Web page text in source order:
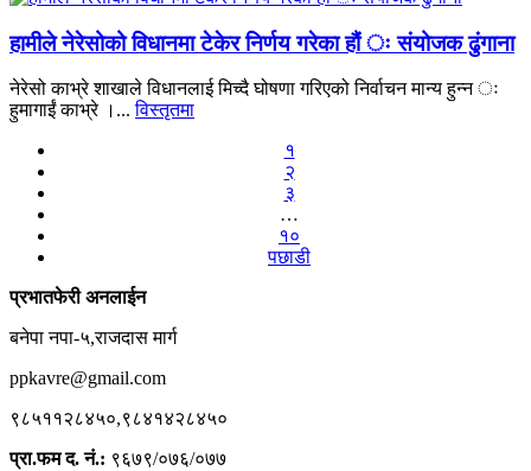
हामीले नेरेसोको विधानमा टेकेर निर्णय गरेका हौं ः संयोजक ढुंगाना
नेरेसो काभ्रे शाखाले विधानलाई मिच्दै घोषणा गरिएको निर्वाचन मान्य हुन्न ः
हुमागाईं काभ्रे ।...विस्तृतमा
१
२
३
…
१०
पछाडी
प्रभातफेरी अनलाईन
बनेपा नपा-५,राजदास मार्ग
ppkavre@gmail.com
९८५११२८४५०,९८४१४२८४५०
प्रा.फम द. नं.: ९६७९/०७६/०७७